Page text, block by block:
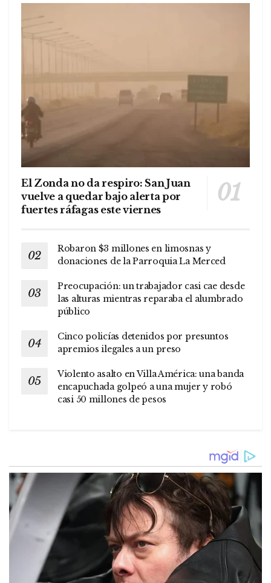
El Zonda no da respiro: San Juan
vuelve a quedar bajo alerta por
fuertes ráfagas este viernes
Robaron $3 millones en limosnas y
donaciones de la Parroquia La Merced
Preocupación: un trabajador casi cae desde
las alturas mientras reparaba el alumbrado
público
Cinco policías detenidos por presuntos
apremios ilegales a un preso
Violento asalto en Villa América: una banda
encapuchada golpeó a una mujer y robó
casi 50 millones de pesos